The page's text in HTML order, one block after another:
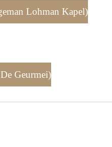
Lohman Kapel)
Geurmei)